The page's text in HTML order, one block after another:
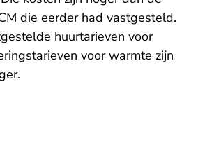
die eerder had vastgesteld.
huurtarieven voor
voor warmte zijn